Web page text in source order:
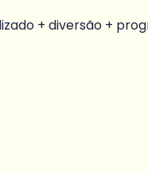
+ diversão +